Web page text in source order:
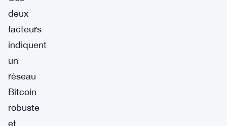
deux
facteurs
indiquent
un
réseau
Bitcoin
robuste
et